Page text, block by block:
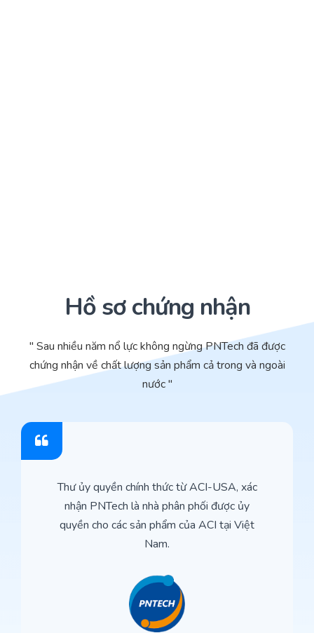
Hồ sơ chứng nhận
" Sau nhiều năm nổ lực không ngừng PNTech đã được
chứng nhận về chất lượng sản phẩm cả trong và ngoài
nước "
Thư ủy quyền chính thức từ ACI-USA, xác
nhận PNTech là nhà phân phối được ủy
quyền cho các sản phẩm của ACI tại Việt
Nam.